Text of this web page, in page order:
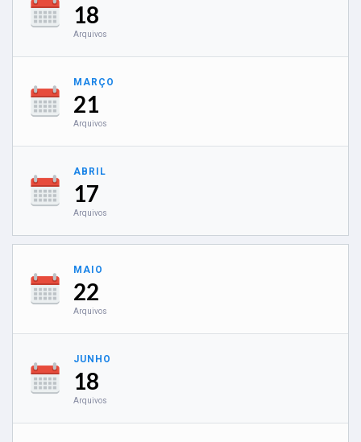
18
Arquivos
MARÇO
21
Arquivos
ABRIL
17
Arquivos
MAIO
22
Arquivos
JUNHO
18
Arquivos